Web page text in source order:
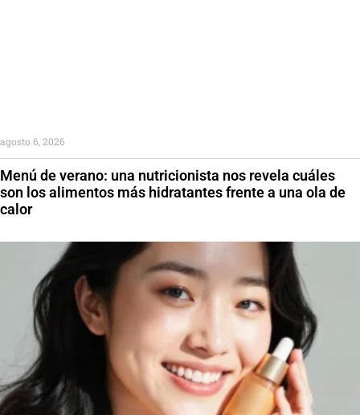
Menú de verano: una nutricionista nos revela cuáles
son los alimentos más hidratantes frente a una ola de
calor
agosto 6, 2026